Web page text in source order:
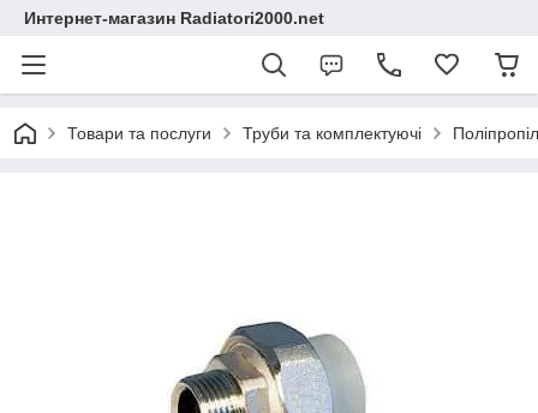
Интернет-магазин Radiatori2000.net
Товари та послуги Труби та комплектуючі